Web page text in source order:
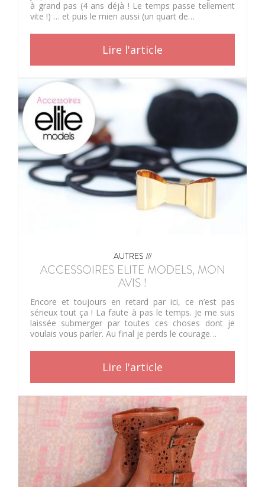
à grand pas (4 ans déjà ! Le temps passe tellement
vite !) … et puis le mien aussi (un quart de…
Lire l'article
AUTRES ///
ACCESSOIRES ELITE MODELS, MON
AVIS !
Encore et toujours en retard par ici, ce n’est pas
sérieux tout ça ! La faute à pas le temps. Je me suis
laissée submerger par toutes ces choses dont je
voulais vous parler. Au final je perds le courage…
Lire l'article